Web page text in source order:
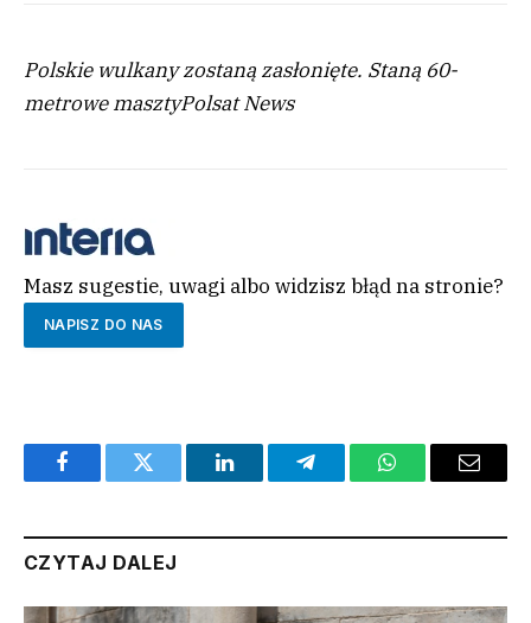
Polskie wulkany zostaną zasłonięte. Staną 60-
metrowe masztyPolsat News
Masz sugestie, uwagi albo widzisz błąd na stronie?
NAPISZ DO NAS
FacebookTwitter LinkedInTelegramWhatsAppEmail
CZYTAJ DALEJ